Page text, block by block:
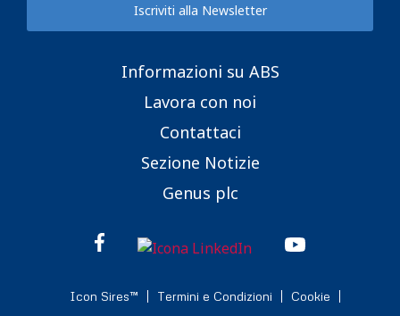
Iscriviti alla Newsletter
Informazioni su ABS
Lavora con noi
Contattaci
Sezione Notizie
Genus plc
Icon Sires™ Termini e Condizioni
Cookie